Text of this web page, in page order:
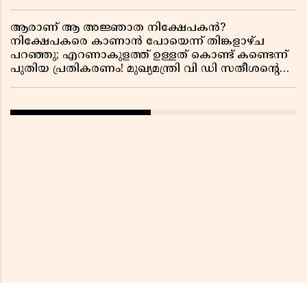
ആരാണ് ആ അജ്ഞാത നിക്ഷേപകൻ?
നിക്ഷേപകരെ കാണാൻ പോയെന്ന് തിങ്കളാഴ്ച
പറഞ്ഞു; എറണാകുളത്ത് ഉള്ളത് കൊണ്ട് കണ്ടെന്ന്
പുതിയ പ്രതികരണം! മുഖ്യമന്ത്രി വി ഡി സതീശന്റെ